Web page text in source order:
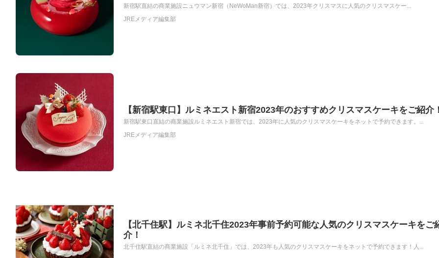
新宿駅直結の商業施設ニュウマン新宿（NeWoMan新宿）では、2023年クリスマスに人気のクリスマスケー...
JREメディア編集部
【新宿駅東口】ルミネエスト新宿2023年のおすすめクリスマスケーキをご紹介
新宿駅東口直結の商業施設ルミネエスト新宿では、2023年に人気のクリスマスケーキをネットで予約できます。...
JREメディア編集部
【北千住駅】ルミネ北千住2023年事前予約可能な人気のクリスマスケーキをご
介！
北千住駅直結の商業施設「ルミネ北千住」では、2023年も人気のクリスマスケーキをネットで予約できます！人...